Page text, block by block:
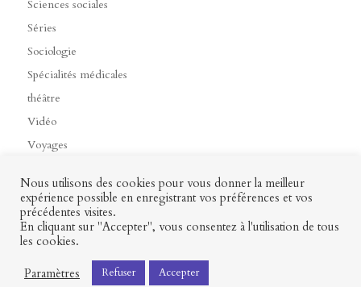
Sciences sociales
Séries
Sociologie
Spécialités médicales
théâtre
Vidéo
Voyages
Contact Mon profil
Nous utilisons des cookies pour vous donner la meilleur
expérience possible en enregistrant vos préférences et vos
précédentes visites.
En cliquant sur "Accepter", vous consentez à l'utilisation de tous
les cookies.
Paramètres
Refuser Accepter